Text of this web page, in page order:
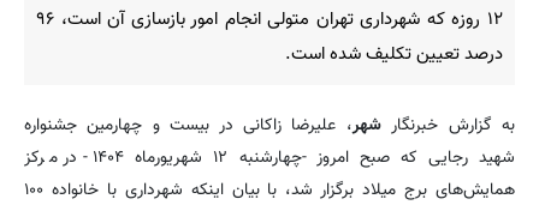
۱۲ روزه که شهرداری تهران متولی انجام امور بازسازی آن است، ۹۶
درصد تعیین تکلیف شده است.
به گزارش خبرنگارشهر، علیرضا زاکانی در بیست و چهارمین جشنواره
شهید رجایی که صبح امروز -چهارشنبه ۱۲ شهریورماه ۱۴۰۴- در مرکز
همایش‌های برج میلاد برگزار شد، با بیان اینکه شهرداری با خانواده ۱۰۰